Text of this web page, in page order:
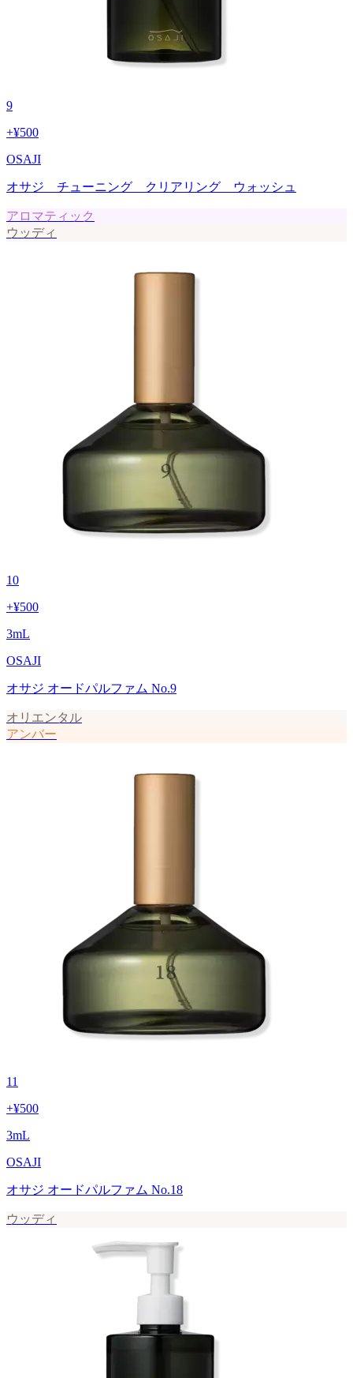
9
+¥500
OSAJI
オサジ チューニング クリアリング ウォッシュ
アロマティック
ウッディ
10
+¥500
3mL
OSAJI
オサジ オードパルファム No.9
オリエンタル
アンバー
11
+¥500
3mL
OSAJI
オサジ オードパルファム No.18
ウッディ